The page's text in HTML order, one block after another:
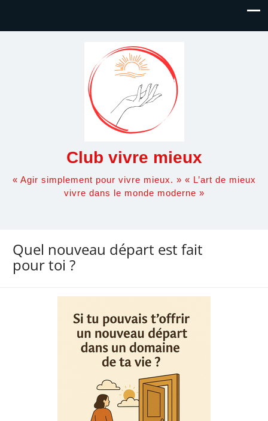
Club vivre mieux
« Agir simplement pour vivre mieux. » « L’art de mieux
vivre dans le monde moderne »
Quel nouveau départ est fait
pour toi ?